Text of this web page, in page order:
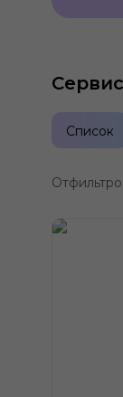
Список